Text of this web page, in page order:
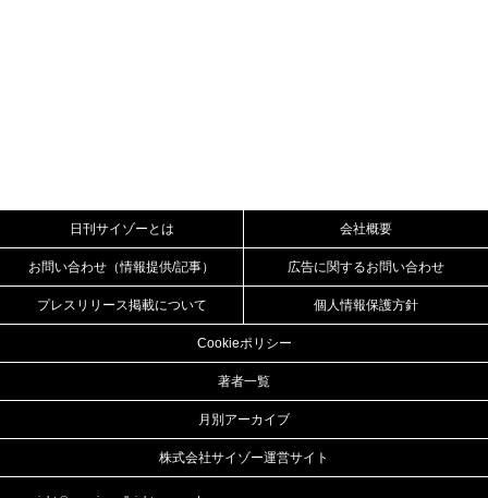
日刊サイゾーとは 会社概要
お問い合わせ（情報提供/記事） 広告に関するお問い合わせ
プレスリリース掲載について 個人情報保護方針
Cookieポリシー
著者一覧
月別アーカイブ
株式会社サイゾー運営サイト